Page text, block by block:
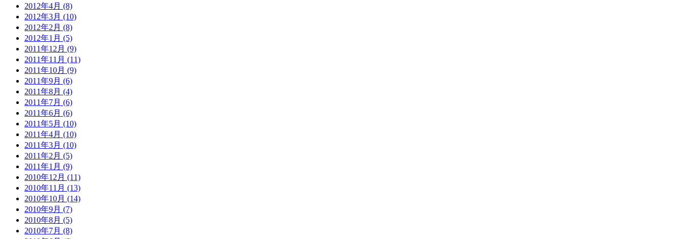
2012年4月 (8)
2012年3月 (10)
2012年2月 (8)
2012年1月 (5)
2011年12月 (9)
2011年11月 (11)
2011年10月 (9)
2011年9月 (6)
2011年8月 (4)
2011年7月 (6)
2011年6月 (6)
2011年5月 (10)
2011年4月 (10)
2011年3月 (10)
2011年2月 (5)
2011年1月 (9)
2010年12月 (11)
2010年11月 (13)
2010年10月 (14)
2010年9月 (7)
2010年8月 (5)
2010年7月 (8)